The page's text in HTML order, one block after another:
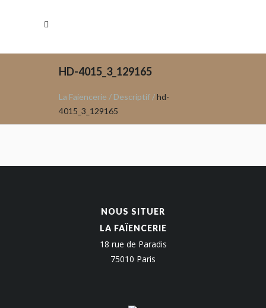
HD-4015_3_129165
La Faiencerie / Descriptif /hd-
4015_3_129165
NOUS SITUER
LA FAÏENCERIE
18 rue de Paradis
75010 Paris